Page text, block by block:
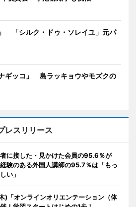
「シルク・ドゥ・ソレイユ」元パ
ギッコ」 島ラッキョウやモズクの
レスリリース
に接した・見かけた会員の95.6％が
経験のある外国人講師の95.7％は「もっ
い」
)「オンラインオリエンテーション（体